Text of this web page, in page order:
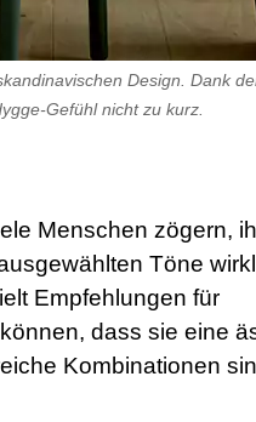
Design. Dank
Gefühl nicht zu kurz.
Menschen zögern,
Töne
Empfehlungen für
dass sie eine
Kombinationen